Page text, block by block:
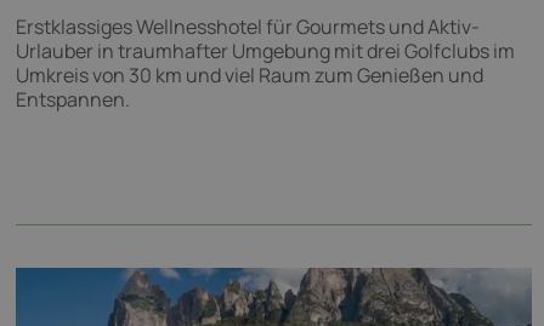
Erstklassiges Wellnesshotel für Gourmets und Aktiv-
Urlauber in traumhafter Umgebung mit drei Golfclubs im
Umkreis von 30 km und viel Raum zum Genießen und
Entspannen.